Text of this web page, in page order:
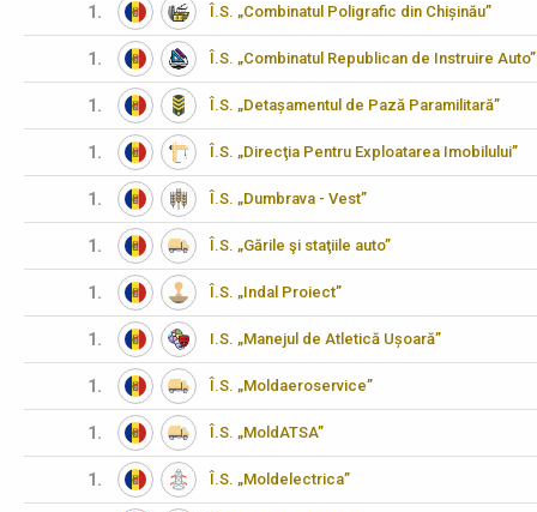
1. Î.S. „Combinatul Poligrafic din Chișinău”
1. Î.S. „Combinatul Republican de Instruire Auto”
1. Î.S. „Detașamentul de Pază Paramilitară”
1. Î.S. „Direcţia Pentru Exploatarea Imobilului”
1. Î.S. „Dumbrava - Vest”
1. Î.S. „Gările şi staţiile auto”
1. Î.S. „Indal Proiect”
1. I.S. „Manejul de Atletică Ușoară”
1. Î.S. „Moldaeroservice”
1. Î.S. „MoldATSA”
1. Î.S. „Moldelectrica”